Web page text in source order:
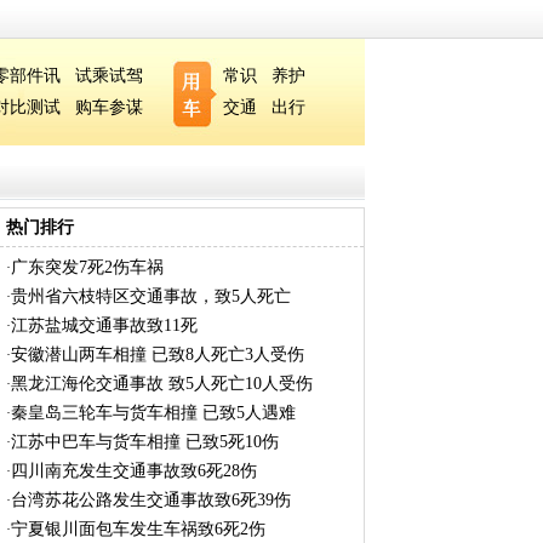
部件讯
试乘试驾
比测试
购车参谋
常识
养护
交通
出行
热门排行
·广东突发7死2伤车祸
·贵州省六枝特区交通事故，致5人死亡
·江苏盐城交通事故致11死
·安徽潜山两车相撞 已致8人死亡3人受伤
·黑龙江海伦交通事故 致5人死亡10人受伤
·秦皇岛三轮车与货车相撞 已致5人遇难
·江苏中巴车与货车相撞 已致5死10伤
· 四川南充发生交通事故致6死28伤
·台湾苏花公路发生交通事故致6死39伤
·宁夏银川面包车发生车祸致6死2伤